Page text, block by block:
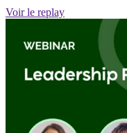
Voir le replay